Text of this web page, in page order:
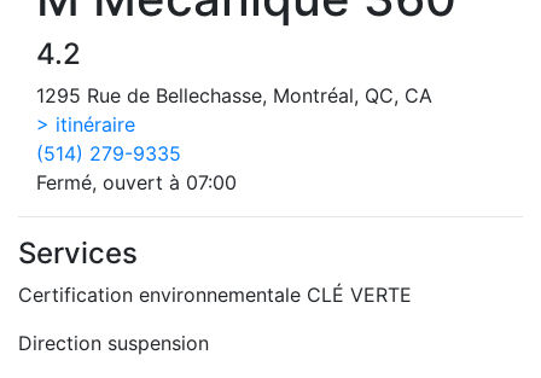
4.2
1295 Rue de Bellechasse, Montréal, QC, CA
> itinéraire
(514) 279-9335
Fermé, ouvert à 07:00
Services
Certification environnementale CLÉ VERTE
Direction suspension